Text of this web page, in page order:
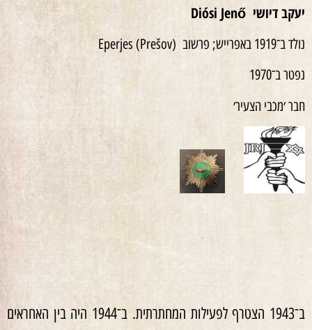
יעקב דיושי Diósi Jenő
נולד ב־1919 באפרייש; פרשוב Eperjes (Prešov)
נפטר ב־1970
חבר ׳מכבי הצעיר׳
ב־1943 הצטרף לפעילות המחתרתית. ב־1944 היה בין האחראים